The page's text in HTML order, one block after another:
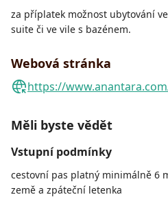
za příplatek možnost ubytování
suite či ve vile s bazénem.
Webová stránka
https://
Měli byste vědět
Vstupní podmínky
cestovní pas platný minimálně 6
země a zpáteční letenka